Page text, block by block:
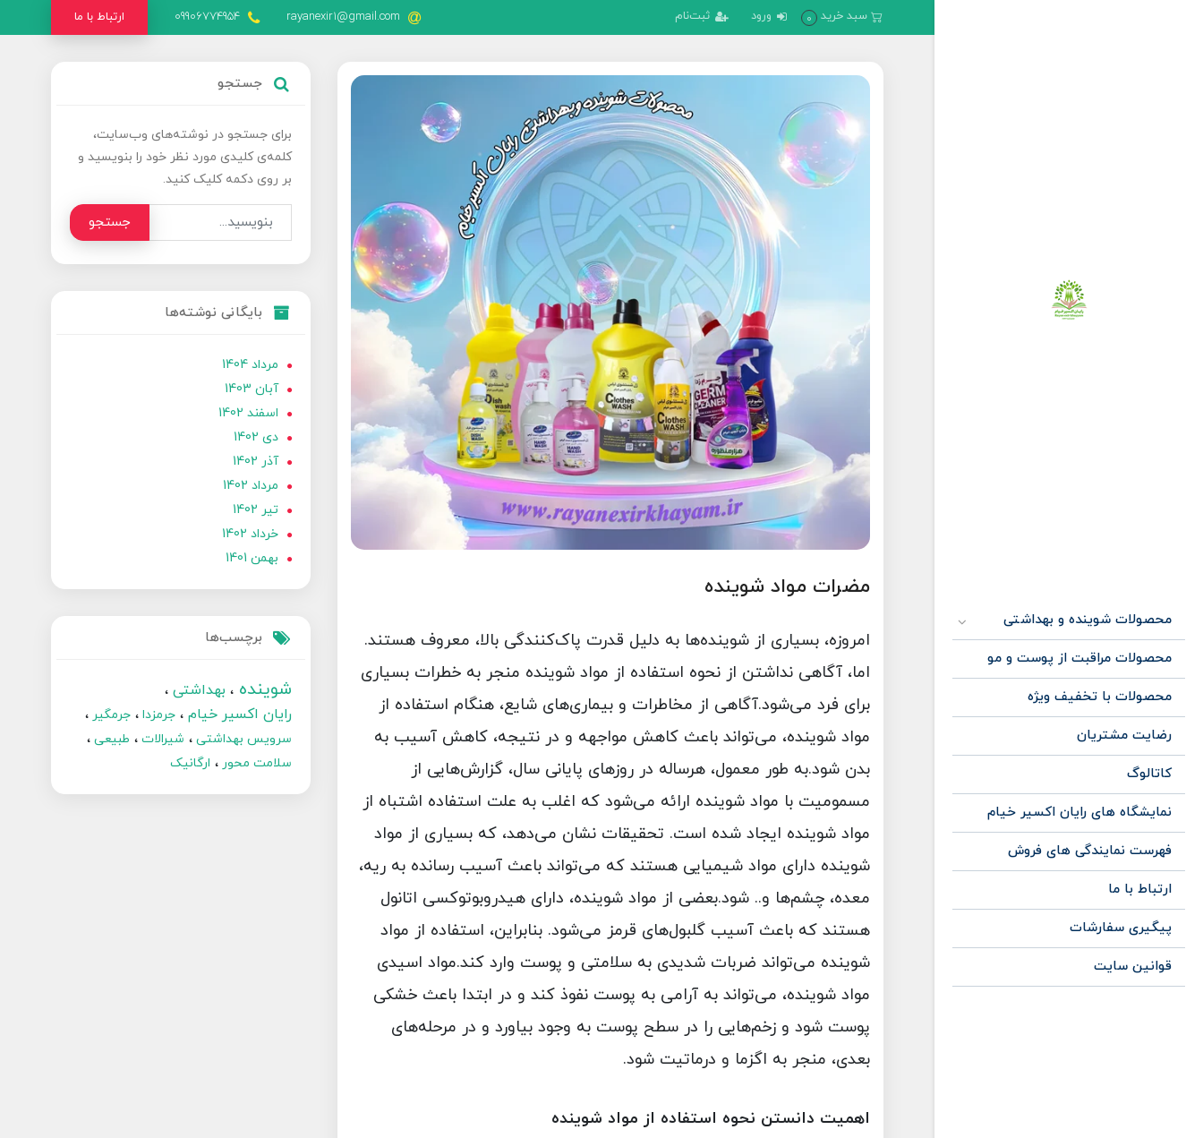
سبد خرید 0 ورود ثبت‌نام rayanexir1@gmail.com
09906774954 ارتباط با ما
محصولات شوینده و بهداشتی
محصولات مراقبت از پوست و مو
محصولات با تخفیف ویژه
رضایت مشتریان
کاتالوگ
نمایشگاه های رایان اکسیر خیام
فهرست نمایندگی های فروش
ارتباط با ما
پیگیری سفارشات
قوانین سایت
مضرات مواد شوینده
امروزه، بسیاری از شوینده‌ها به دلیل قدرت پاک‌کنندگی بالا، معروف هستند.
اما، آگاهی نداشتن از نحوه استفاده از مواد شوینده منجر به خطرات بسیاری
برای فرد می‌شود.آگاهی از مخاطرات و بیماری‌های شایع، هنگام استفاده از
مواد شوینده، می‌تواند باعث کاهش مواجهه و در نتیجه، کاهش آسیب به
بدن شود.به طور معمول، هرساله در روزهای پایانی سال، گزارش‌هایی از
مسمومیت با مواد شوینده ارائه می‌شود که اغلب به علت استفاده اشتباه از
مواد شوینده ایجاد شده است. تحقیقات نشان می‌دهد، که بسیاری از مواد
شوینده دارای مواد شیمیایی هستند که می‌تواند باعث آسیب رسانده به ریه،
معده، چشم‌ها و.. ‌شود.بعضی از مواد شوینده، دارای هیدروبوتوکسی اتانول
هستند که باعث آسیب گلبول‌های قرمز می‌شود. بنابراین، استفاده از مواد
شوینده می‌تواند ضربات شدیدی به سلامتی و پوست وارد کند.مواد اسیدی
مواد شوینده، می‌تواند به آرامی به پوست نفوذ کند و در ابتدا باعث خشکی
پوست شود و زخم‌هایی را در سطح پوست به وجود بیاورد و در مرحله‌های
بعدی، منجر به اگزما و درماتیت شود.
اهمیت دانستن نحوه استفاده از مواد شوینده
جستجو
برای جستجو در نوشته‌های وب‌سایت،
کلمه‌ی کلیدی مورد نظر خود را بنویسید و
بر روی دکمه کلیک کنید.
جستجو
بایگانی نوشته‌ها
مرداد 1404
آبان 1403
اسفند 1402
دی 1402
آذر 1402
مرداد 1402
تير 1402
خرداد 1402
بهمن 1401
برچسب‌ها
شوینده
بهداشتی
رایان اکسیر خیام
جرمزدا
جرمگیر
سرویس بهداشتی
شیرالات
طبیعی
سلامت محور
ارگانیک